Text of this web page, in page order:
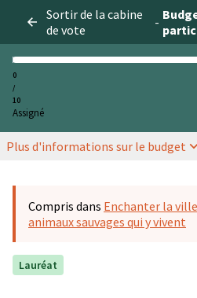
Sortir de la cabine
de vote
-
0
/
10
Assigné
Plus d'informations sur le budget
Compris dans Enchanter la
animaux sauvages qui y vivent
Lauréat